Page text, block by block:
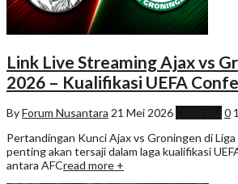
Link Live Streaming Ajax vs
2026 – Kualifikasi UEFA
ByForum Nusantara 21 Mei 2026 0
Pertandingan Kunci Ajax vs Groningen di
penting akan tersaji dalam laga kualifikasi
antara AFCread more +